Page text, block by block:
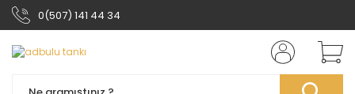
0(507) 141 44 34